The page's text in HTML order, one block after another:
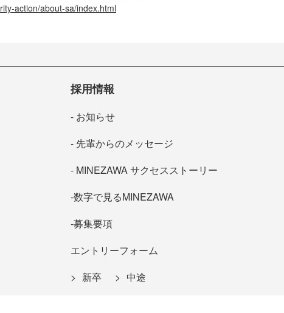
action/about-sa/index.html
採用情報
お知らせ
先輩からのメッセージ
MINEZAWA サクセスストーリー
数字で見るMINEZAWA
募集要項
エントリーフォーム
新卒
中途